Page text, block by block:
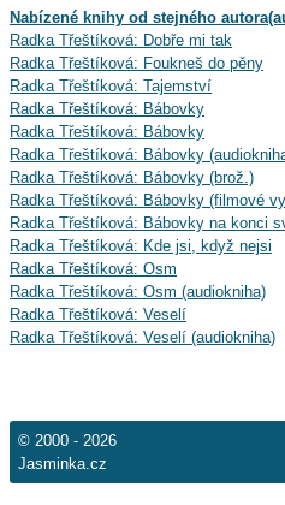
Nabízené knihy od stejného
Radka Třeštíková: Dobře mi tak
Radka Třeštíková: Foukneš do pěny
Radka Třeštíková: Tajemství
Radka Třeštíková: Bábovky
Radka Třeštíková: Bábovky
Radka Třeštíková: Bábovky
Radka Třeštíková: Bábovky (brož.)
Radka Třeštíková: Bábovky (filmové
Radka Třeštíková: Bábovky na konci
Radka Třeštíková: Kde jsi, když nejsi
Radka Třeštíková: Osm
Radka Třeštíková: Osm (audiokniha)
Radka Třeštíková: Veselí
Radka Třeštíková: Veselí (audiokniha)
© 2000 - 2026
Jasminka.cz